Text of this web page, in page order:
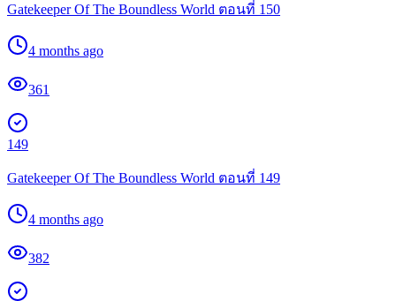
Gatekeeper Of The Boundless World ตอนที่ 150
4 months ago
361
149
Gatekeeper Of The Boundless World ตอนที่ 149
4 months ago
382